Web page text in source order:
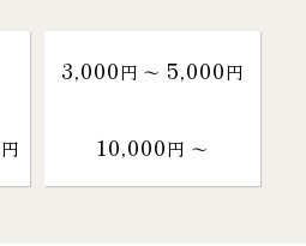
3,000円 〜 5,000円
円 10,000円 〜